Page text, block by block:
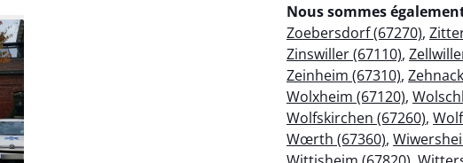
Nous sommes
Zoebersdorf (67270),
Zinswiller (67110),
Zeinheim (67310),
Wolxheim (67120),
Wolfskirchen (67260),
Wœrth (67360),